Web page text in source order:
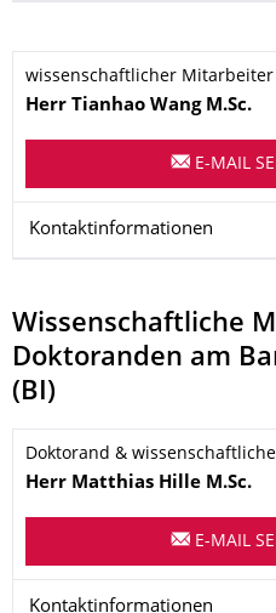
wissenschaftlicher Mitarbeiter
Name
Herr Tianhao Wang M.Sc.
E-MAIL
Kontaktinformationen
Wissenschaftliche
Doktoranden am
(BI)
Doktorand &
Name
Herr Matthias Hille M.Sc.
E-MAIL
Kontaktinformationen